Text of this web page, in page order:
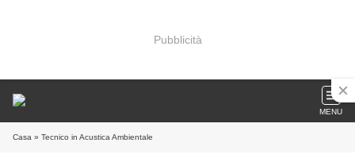
Pubblicità
MENU
Casa » Tecnico in Acustica Ambientale